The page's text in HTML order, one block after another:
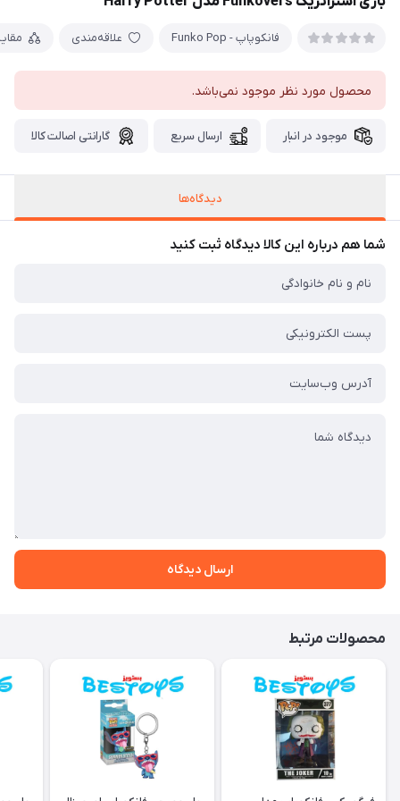
فانکوپاپ - Funko Pop علاقه‌مندی
محصول مورد نظر موجود نمی‌باشد.
موجود در انبار ارسال سریع گارانتی اصالت کالا
دیدگاه‌ها
شما هم درباره این کالا دیدگاه ثبت کنید
ارسال دیدگاه
محصولات مرتبط